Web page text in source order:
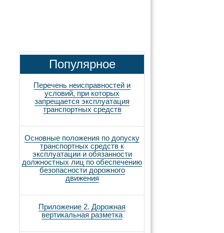
Популярное
Перечень неисправностей и
условий, при которых
запрещается эксплуатация
транспортных средств
Основные положения по допуску
транспортных средств к
эксплуатации и обязанности
должностных лиц по обеспечению
безопасности дорожного
движения
Приложение 2. Дорожная
вертикальная разметка